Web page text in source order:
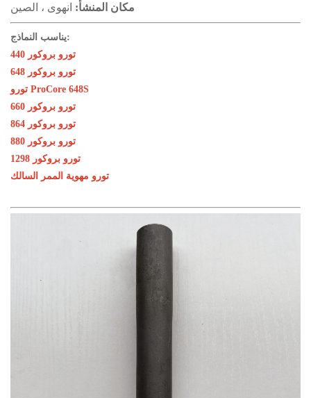
مكان المنشأ: انهوى ، الصين
يناسب النماذج:
تورو بروكور 440
تورو بروكور 648
تورو ProCore 648S
تورو بروكور 660
تورو بروكور 864
تورو بروكور 880
تورو بروكور 1298
تورو مهوية الممر السالك